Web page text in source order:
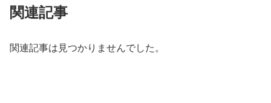
関連記事
関連記事は見つかりませんでした。